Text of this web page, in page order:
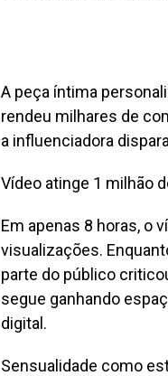
A peça íntima
rendeu milhares de
a influenciadora
Vídeo atinge 1 milhão
Em apenas 8 horas, o
visualizações.
parte do público
segue ganhando
digital.
Sensualidade como